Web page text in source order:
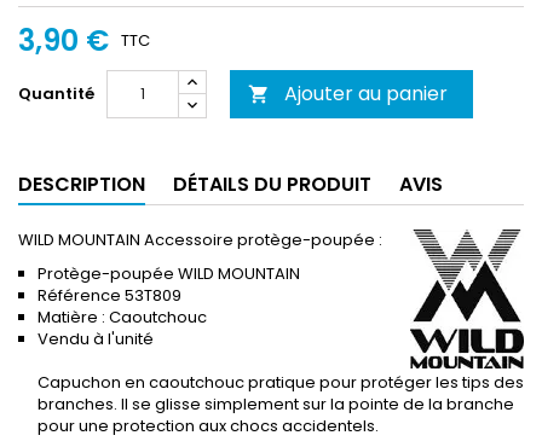
3,90 € TTC
Quantité  Ajouter au panier
DESCRIPTION DÉTAILS DU PRODUIT AVIS
WILD MOUNTAIN Accessoire protège-poupée :
Protège-poupée WILD MOUNTAIN
Référence 53T809
Matière : Caoutchouc
Vendu à l'unité
Capuchon en caoutchouc pratique pour protéger les tips des
branches. Il se glisse simplement sur la pointe de la branche
pour une protection aux chocs accidentels.